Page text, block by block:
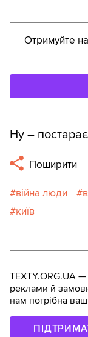
Отримуйте
Ну –
Поширити
війна люди
київ
TEXTY.ORG.UA
реклами й
нам потрібна